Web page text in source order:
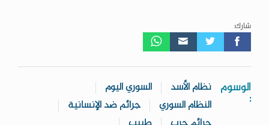
شارك:
الوسوم
:
نظام الأسد
السوري اليوم
النظام السوري
جرائم ضد الإنسانية